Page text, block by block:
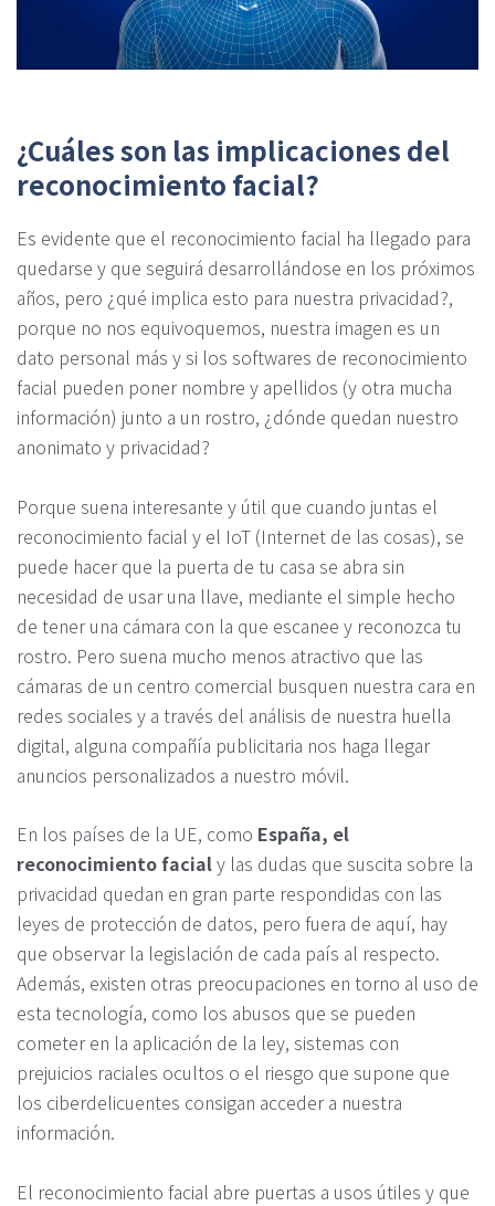
¿Cuáles son las implicaciones del
reconocimiento facial?
Es evidente que el reconocimiento facial ha llegado para
quedarse y que seguirá desarrollándose en los próximos
años, pero ¿qué implica esto para nuestra privacidad?,
porque no nos equivoquemos, nuestra imagen es un
dato personal más y si los softwares de reconocimiento
facial pueden poner nombre y apellidos (y otra mucha
información) junto a un rostro, ¿dónde quedan nuestro
anonimato y privacidad?
Porque suena interesante y útil que cuando juntas el
reconocimiento facial y el IoT (Internet de las cosas), se
puede hacer que la puerta de tu casa se abra sin
necesidad de usar una llave, mediante el simple hecho
de tener una cámara con la que escanee y reconozca tu
rostro. Pero suena mucho menos atractivo que las
cámaras de un centro comercial busquen nuestra cara en
redes sociales y a través del análisis de nuestra huella
digital, alguna compañía publicitaria nos haga llegar
anuncios personalizados a nuestro móvil.
En los países de la UE, como España, el
reconocimiento facialy las dudas que suscita sobre la
privacidad quedan en gran parte respondidas con las
leyes de protección de datos, pero fuera de aquí, hay
que observar la legislación de cada país al respecto.
Además, existen otras preocupaciones en torno al uso de
esta tecnología, como los abusos que se pueden
cometer en la aplicación de la ley, sistemas con
prejuicios raciales ocultos o el riesgo que supone que
los ciberdelicuentes consigan acceder a nuestra
información.
El reconocimiento facial abre puertas a usos útiles y que